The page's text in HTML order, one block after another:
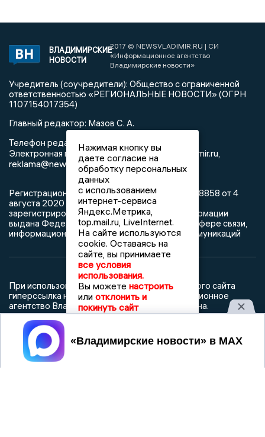
ВЛАДИМИРСКИЕ
НОВОСТИ
2017 © NEWSVLADIMIR.RU | СИ
«Информационное агентство
Владимирские новости»
Учредитель (соучредители): Общество с ограниченной
ответственностью «РЕГИОНАЛЬНЫЕ НОВОСТИ» (ОГРН
1107154017354)
Главный редактор: Мазов С. А.
Телефон редакции:
Электронная почта редакции:info@newsvladimir.ru,
reklama@newsvladimir.ru
Регистрационный номер: серия Эл № ФС77-78858 от 4
августа 2020 г. согласно выписке из реестра
зарегистрированных средств массовой информации
выдана Федеральной службой по надзору в сфере связи,
информационных технологий и массовых коммуникаций
При использовании любого материала с данного сайта
гиперссылка на Сетевое издание «Информационное
агентство Владимирские новости» обязательна.
Сообщения на сером фоне размещены на правах рекламы
Написать директору в телеграм@mazovилиMAX
Нажимая кнопку вы
даете согласие на
обработку персональных
данных
с использованием
интернет-сервиса
Яндекс.Метрика,
top.mail.ru, LiveInternet.
На сайте используются
cookie. Оставаясь на
сайте, вы принимаете
все условия
использования.
Вы можете настроить
или отклонить и
покинуть сайт
Принять